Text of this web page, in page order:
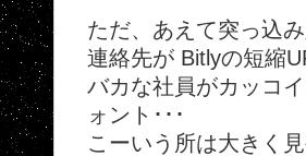
ただ、あえて突っ込
連絡先が Bitlyの短縮
バカな社員がカッコ
ォント･･･
こーいう所は大きく